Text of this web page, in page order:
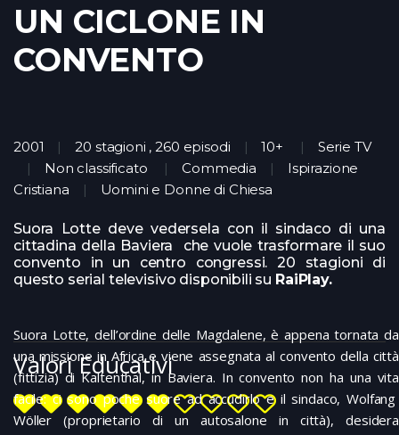
UN CICLONE IN
CONVENTO
2001 20 stagioni , 260 episodi 10+
Serie TV
Non classificato
Commedia
Ispirazione
Cristiana
Uomini e Donne di Chiesa
Suora Lotte deve vedersela con il sindaco di una
cittadina della Baviera che vuole trasformare il suo
convento in un centro congressi. 20 stagioni di
questo serial televisivo disponibili su RaiPlay.
Suora Lotte, dell’ordine delle Magdalene, è appena tornata da
una missione in Africa e viene assegnata al convento della città
(fittizia) di Kaltenthal, in Baviera. In convento non ha una vita
facile: ci sono poche suore ad accudirlo e il sindaco, Wolfang
Wöller (proprietario di un autosalone in città), desidera
Valori Educativi